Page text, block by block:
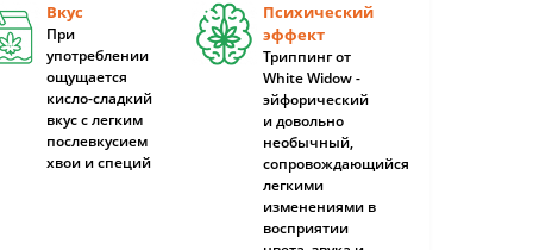
Вкус
При
употреблении
ощущается
кисло-сладкий
вкус с легким
послевкусием
хвои и специй
Психический
эффект
Триппинг от
White Widow -
эйфорический
и довольно
необычный,
сопровождающийся
легкими
изменениями в
восприятии